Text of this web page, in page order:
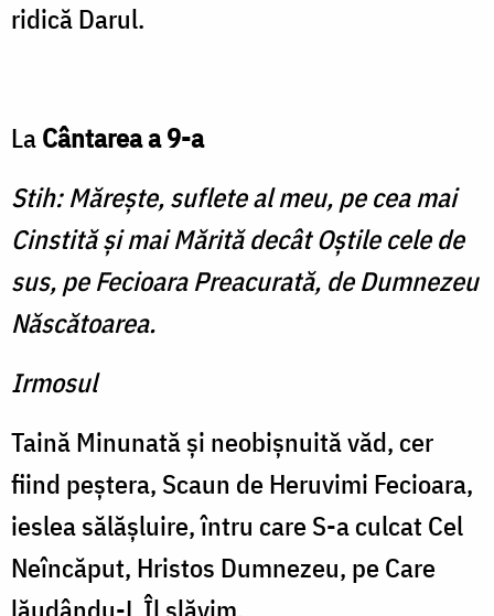
ridică Darul.
LaCântarea a 9-a
Stih: Măreşte, suflete al meu, pe cea mai
Cinstită şi mai Mărită decât Oştile cele de
sus, pe Fecioara Preacurată, de Dumnezeu
Născătoarea.
Irmosul
Taină Minunată şi neobişnuită văd, cer
fiind peştera, Scaun de Heruvimi Fecioara,
ieslea sălăşluire, întru care S-a culcat Cel
Neîncăput, Hristos Dumnezeu, pe Care